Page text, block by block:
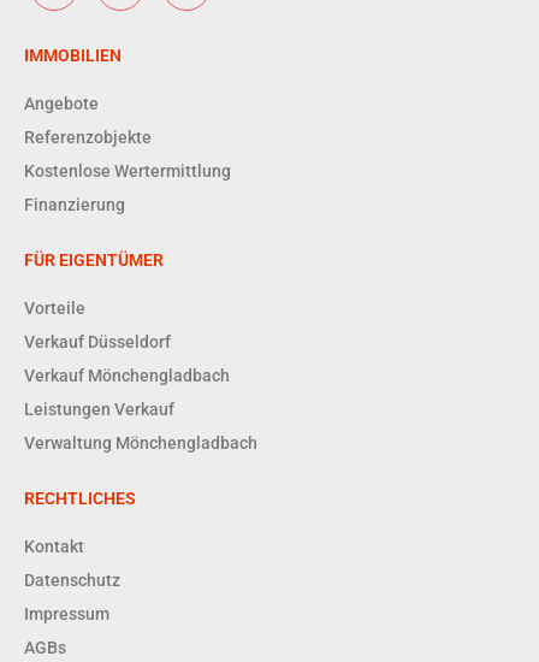
IMMOBILIEN
Angebote
Referenzobjekte
Kostenlose Wertermittlung
Finanzierung
FÜR EIGENTÜMER
Vorteile
Verkauf Düsseldorf
Verkauf Mönchengladbach
Leistungen Verkauf
Verwaltung Mönchengladbach
RECHTLICHES
Kontakt
Datenschutz
Impressum
AGBs